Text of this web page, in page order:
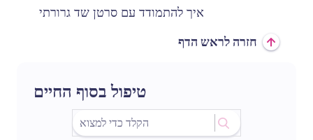
איך להתמודד עם סרטן שד גרורתי
חזרה לראש הדף
טיפול בסוף החיים